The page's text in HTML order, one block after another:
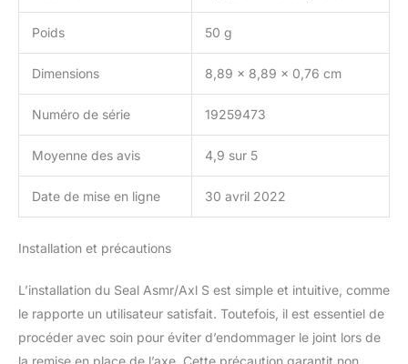
Poids 50 g
Dimensions 8,89 x 8,89 x 0,76 cm
Numéro de série 19259473
Moyenne des avis 4,9 sur 5
Date de mise en ligne 30 avril 2022
Installation et précautions
L’installation du Seal Asmr/Axl S est simple et intuitive, comme
le rapporte un utilisateur satisfait. Toutefois, il est essentiel de
procéder avec soin pour éviter d’endommager le joint lors de
la remise en place de l’axe. Cette précaution garantit non